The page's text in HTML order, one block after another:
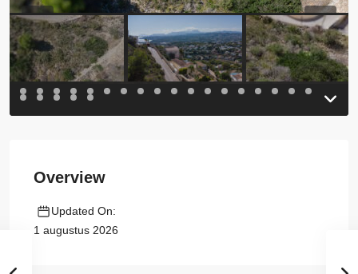
Previous
Overview
Updated On:
1 augustus 2026